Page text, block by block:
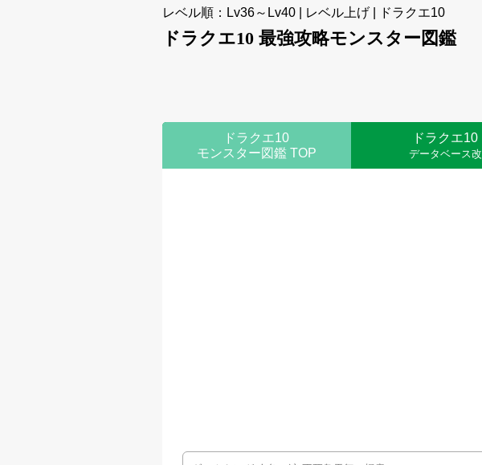
レベル順：Lv36～Lv40 | レベル上げ | ドラクエ10
ドラクエ10 最強攻略モンスター図鑑
ドラクエ10
モンスター図鑑 TOP
ドラクエ10
データベース改